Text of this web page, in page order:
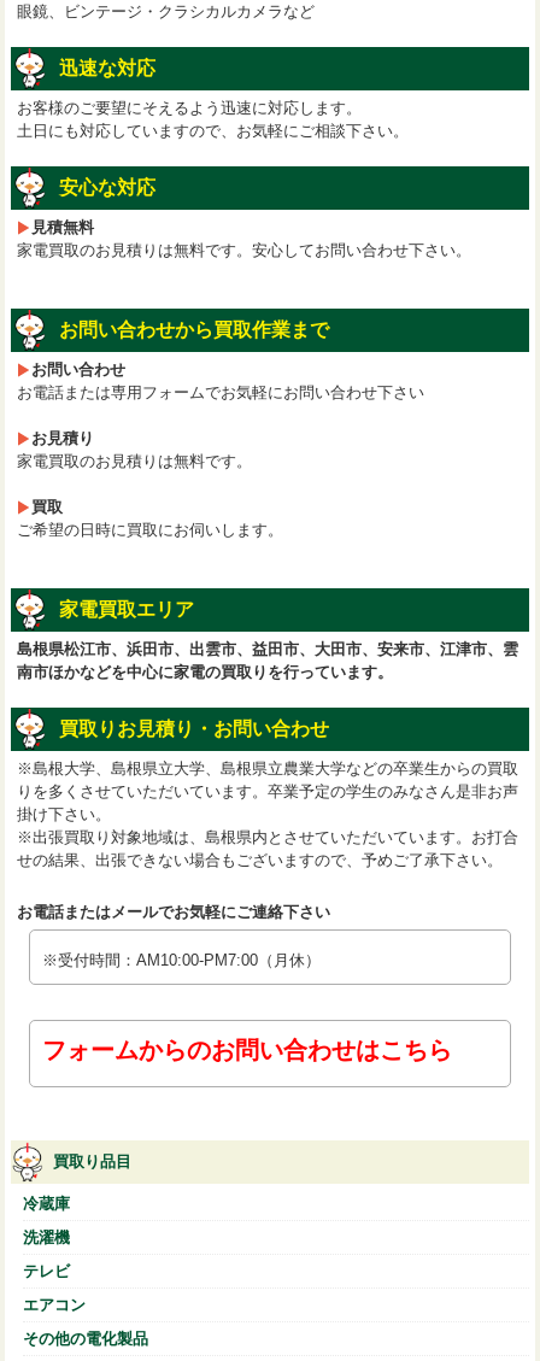
眼鏡、ビンテージ・クラシカルカメラなど
迅速な対応
お客様のご要望にそえるよう迅速に対応します。
土日にも対応していますので、お気軽にご相談下さい。
安心な対応
見積無料
家電買取のお見積りは無料です。安心してお問い合わせ下さい。
お問い合わせから買取作業まで
お問い合わせ
お電話または専用フォームでお気軽にお問い合わせ下さい
お見積り
家電買取のお見積りは無料です。
買取
ご希望の日時に買取にお伺いします。
家電買取エリア
島根県松江市、浜田市、出雲市、益田市、大田市、安来市、江津市、雲
南市ほかなどを中心に家電の買取りを行っています。
買取りお見積り・お問い合わせ
※島根大学、島根県立大学、島根県立農業大学などの卒業生からの買取
りを多くさせていただいています。卒業予定の学生のみなさん是非お声
掛け下さい。
※出張買取り対象地域は、島根県内とさせていただいています。お打合
せの結果、出張できない場合もございますので、予めご了承下さい。
お電話またはメールでお気軽にご連絡下さい
※受付時間：AM10:00-PM7:00（月休）
フォームからのお問い合わせはこちら
買取り品目
冷蔵庫
洗濯機
テレビ
エアコン
その他の電化製品